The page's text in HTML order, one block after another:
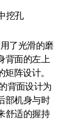
挖孔
了光滑的磨
背面的左上
阵设计。
背面设计为
部机身与时
舒适的握持